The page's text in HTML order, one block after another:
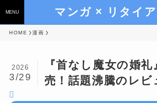
マンガ × リタイ
MENU
HOME 漫画
『首なし魔女の婚
売！話題沸騰のレビ
2026
3/29